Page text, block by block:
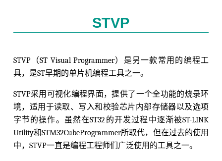
STVP
STVP（ST Visual Programmer）是另一款常用的编程工
具，是ST早期的单片机编程工具之一。
STVP采用可视化编程界面，提供了一个全功能的烧录环
境，适用于读取、写入和校验芯片内部存储器以及选项
字节的操作。虽然在ST32的开发过程中逐渐被ST-LINK
Utility和STM32CubeProgrammer所取代，但在过去的使用
中，STVP一直是编程工程师们广泛使用的工具之一。